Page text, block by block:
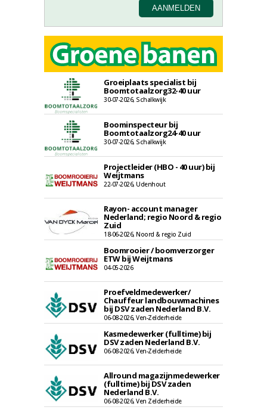
Groeiplaats specialist bij
Boomtotaalzorg32-40 uur
30-07-2026, Schalkwijk
Boominspecteur bij
Boomtotaalzorg24-40 uur
30-07-2026, Schalkwijk
Projectleider (HBO - 40 uur) bij
Weijtmans
22-07-2026, Udenhout
Rayon- account manager
Nederland; regio Noord & regio
Zuid
18-06-2026, Noord & regio Zuid
Boomrooier / boomverzorger
ETW bij Weijtmans
04-05-2026
Proefveldmedewerker/
Chauffeur landbouwmachines
bij DSV zaden Nederland B.V.
06-08-2026, Ven-Zelderheide
Kasmedewerker (fulltime) bij
DSV zaden Nederland B.V.
06-08-2026, Ven-Zelderheide
Allround magazijnmedewerker
(fulltime) bij DSV zaden
Nederland B.V.
06-08-2026, Ven Zelderheide